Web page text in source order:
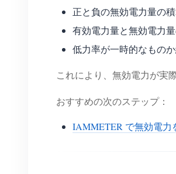
正と負の無効電力量の
有効電力量と無効電力
低力率が一時的なもの
これにより、無効電力が実
おすすめの次のステップ：
IAMMETER で無効電力